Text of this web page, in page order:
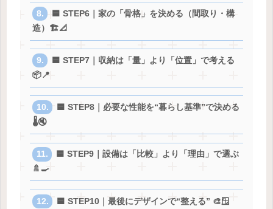
🟦 STEP6｜家の「骨格」を決める（間取り・構
造）🏗️📐
🟦 STEP7｜収納は「量」より「位置」で考える
📦📍
🟦 STEP8｜必要な性能を“暮らし基準”で決める
🌡️🔇
🟦 STEP9｜設備は「比較」より「理由」で選ぶ
🚿🍳
🟦 STEP10｜最後にデザインで“整える” 🎨🪟